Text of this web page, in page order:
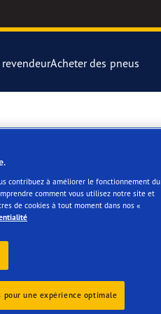
Pneus Goodyear Eagle
Acheter des pneus
contribuez à améliorer le fonctionnement du
comment vous utilisez notre site et
de cookies à tout moment dans nos «
pour une expérience optimale